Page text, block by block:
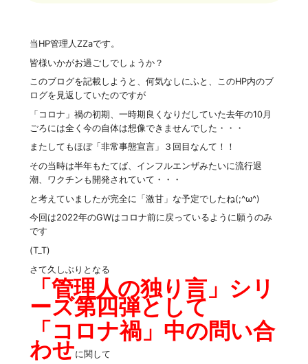
当HP管理人ZZaです。
皆様いかがお過ごしでしょうか？
このブログを記載しようと、何気なしにふと、このHP内のブ
ログを見返していたのですが
「コロナ」禍の初期、一時期良くなりだしていた去年の10月
ごろには全く今の自体は想像できませんでした・・・
またしてもほぼ「非常事態宣言」３回目なんて！！
その当時は半年もたてば、インフルエンザみたいに流行退
潮、ワクチンも開発されていて・・・
と考えていましたが完全に「激甘」な予定でしたね(;^ω^)
今回は2022年のGWはコロナ前に戻っているように願うのみ
です
(T_T)
さて久しぶりとなる
「管理人の独り言」シリ
ーズ第四弾として
「コロナ禍」中の問い合
わせに関して